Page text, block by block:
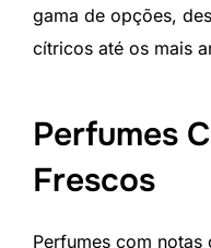
gama de opções,
cítricos até os mais
Perfumes
Frescos
Perfumes com